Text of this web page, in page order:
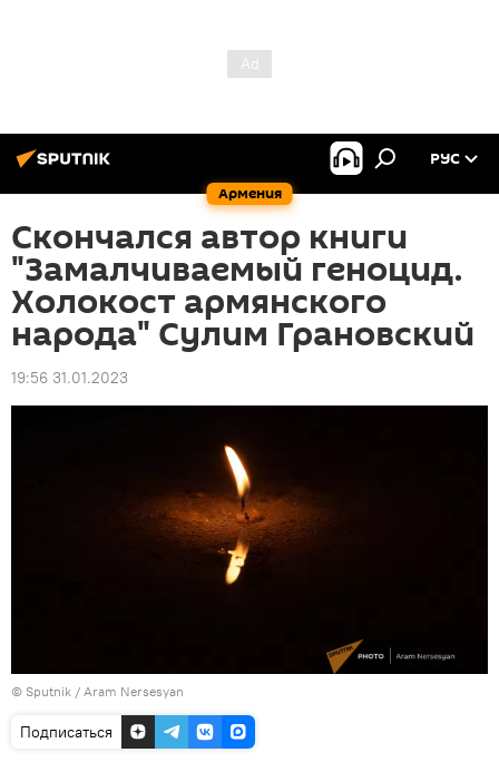
Армения
РУС
Скончался автор книги
"Замалчиваемый геноцид.
Холокост армянского
народа" Сулим Грановский
19:56 31.01.2023
© Sputnik / Aram Nersesyan
Подписаться